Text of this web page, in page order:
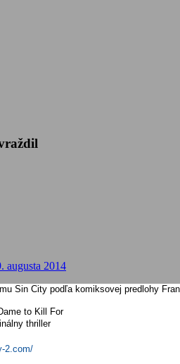
augusta 2014
Sin City podľa komiksovej predlohy
to Kill For
thriller
2.com/